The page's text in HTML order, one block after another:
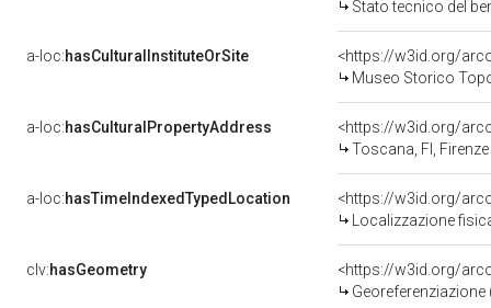
Stato tecnico del
a-loc:hasCulturalInstituteOrSite
<https://w3id.org/
Museo Storico
a-loc:hasCulturalPropertyAddress
<https://w3id.org/
Toscana, FI, Firenze
a-loc:hasTimeIndexedTypedLocation
<https://w3id.org/
Localizzazione
clv:hasGeometry
<https://w3id.org/